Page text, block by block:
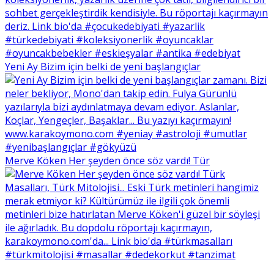
Yeni Ay Bizim için belki de yeni başlangıçlar
Merve Köken Her şeyden önce söz vardı! Tür